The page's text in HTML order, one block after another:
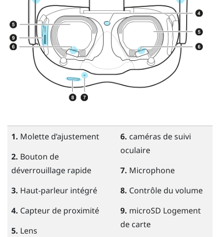
1. Molette d’ajustement
2. Bouton de
déverrouillage rapide
3. Haut-parleur intégré
4. Capteur de proximité
5. Lens
6. caméras de suivi
oculaire
7. Microphone
8. Contrôle du volume
9. microSD Logement
de carte